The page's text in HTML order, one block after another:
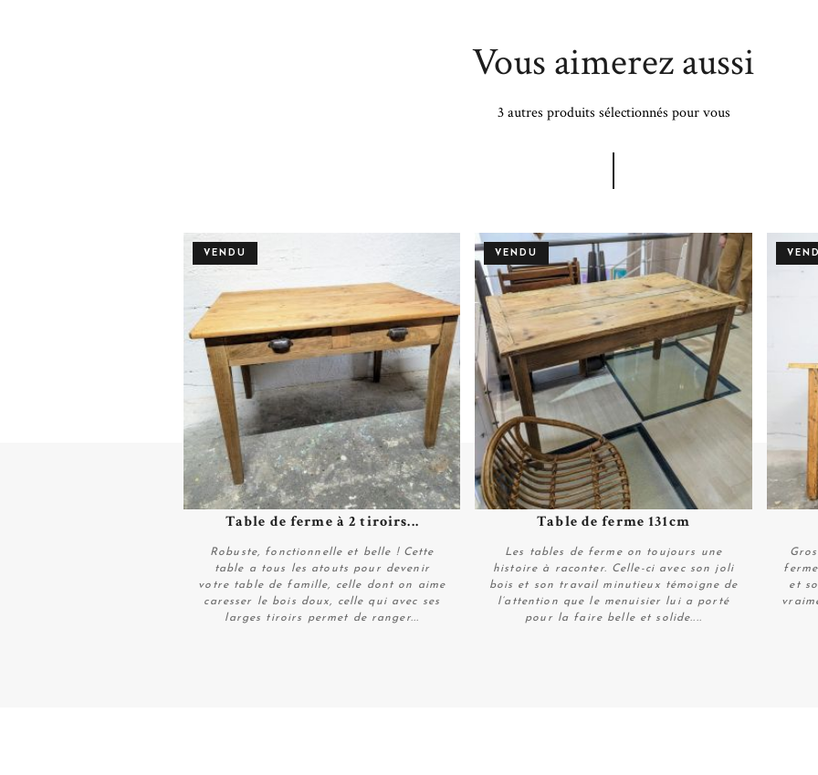
Vous aimerez aussi
3 autres produits sélectionnés pour vous
Plus de détails
VENDU
Table de ferme à 2 tiroirs...
Robuste, fonctionnelle et belle ! Cette
table a tous les atouts pour devenir
votre table de famille, celle dont on aime
caresser le bois doux, celle qui avec ses
larges tiroirs permet de ranger...
Plus de détails
VENDU
Table de ferme 131cm
Les tables de ferme on toujours une
histoire à raconter. Celle-ci avec son joli
bois et son travail minutieux témoigne de
l’attention que le menuisier lui a porté
pour la faire belle et solide....
et